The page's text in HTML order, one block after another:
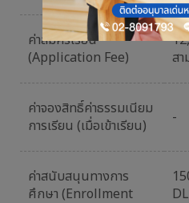
ค่าสมัครเรียน
(Application Fee)
ส
ค่าจองสิทธิ์ค่าธรรมเนียม
การเรียน (เมื่อเข้าเรียน)
-
ค่าสนับสนุนทางการ
ศึกษา (Enrollment